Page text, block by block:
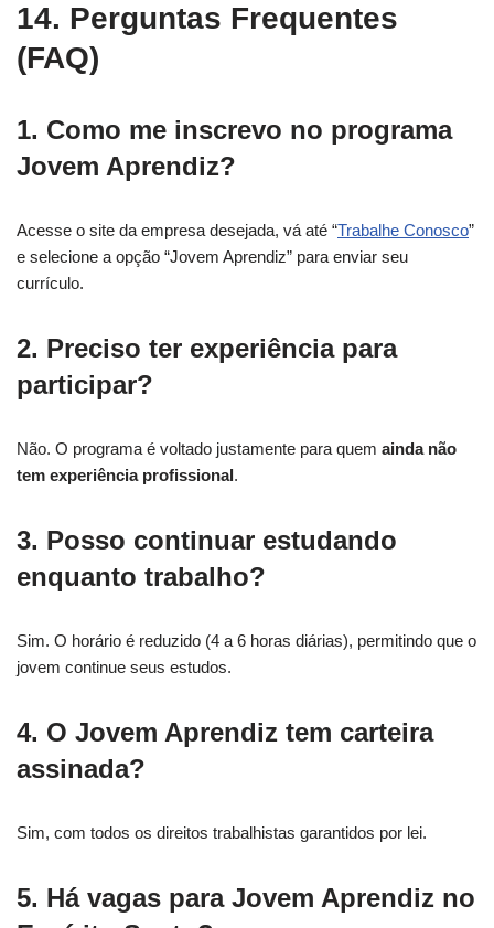
14. Perguntas Frequentes
(FAQ)
1. Como me inscrevo no programa
Jovem Aprendiz?
Acesse o site da empresa desejada, vá até “Trabalhe Conosco”
e selecione a opção “Jovem Aprendiz” para enviar seu
currículo.
2. Preciso ter experiência para
participar?
Não. O programa é voltado justamente para quem ainda não
tem experiência profissional.
3. Posso continuar estudando
enquanto trabalho?
Sim. O horário é reduzido (4 a 6 horas diárias), permitindo que o
jovem continue seus estudos.
4. O Jovem Aprendiz tem carteira
assinada?
Sim, com todos os direitos trabalhistas garantidos por lei.
5. Há vagas para Jovem Aprendiz no